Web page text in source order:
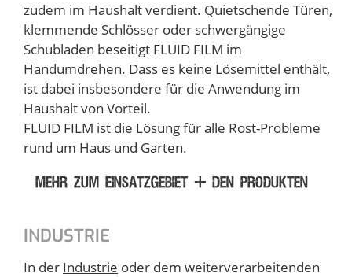
zudem im Haushalt verdient. Quietschende Türen,
klemmende Schlösser oder schwergängige
Schubladen beseitigt FLUID FILM im
Handumdrehen. Dass es keine Lösemittel enthält,
ist dabei insbesondere für die Anwendung im
Haushalt von Vorteil.
FLUID FILM ist die Lösung für alle Rost-Probleme
rund um Haus und Garten.
MEHR ZUM EINSATZGEBIET + DEN PRODUKTEN
INDUSTRIE
In der Industrie oder dem weiterverarbeitenden